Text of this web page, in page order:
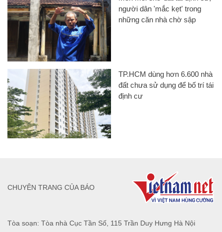
người dân 'mắc kẹt' trong
những căn nhà chờ sập
TP.HCM dùng hơn 6.600 nhà
đất chưa sử dụng để bố trí tái
định cư
Tòa soạn: Tòa nhà Cục Tần Số, 115 Trần Duy Hưng Hà Nội
CHUYÊN TRANG CỦA BÁO